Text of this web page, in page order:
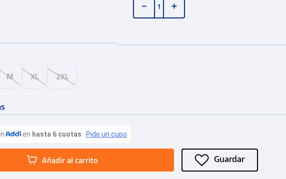
M XL 2XL
＋
－
Añadir al carrito